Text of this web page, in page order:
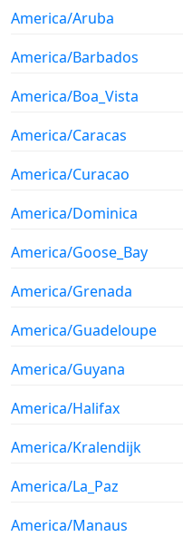
America/Aruba
America/Barbados
America/Boa_Vista
America/Caracas
America/Curacao
America/Dominica
America/Goose_Bay
America/Grenada
America/Guadeloupe
America/Guyana
America/Halifax
America/Kralendijk
America/La_Paz
America/Manaus